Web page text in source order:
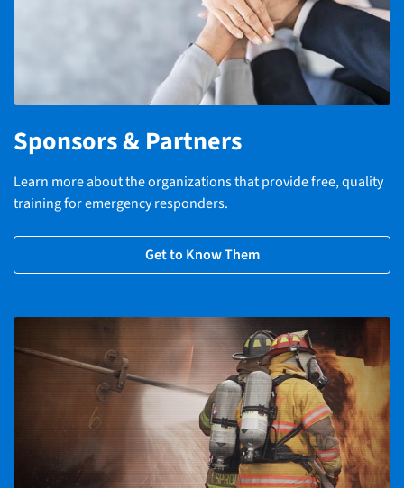
Sponsors & Partners
Learn more about the organizations that provide free, quality
training for emergency responders.
Get to Know Them